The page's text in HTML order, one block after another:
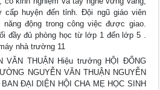
cấp huyện đến tỉnh. Đội ngũ giáo viên
năng động trong công việc được giao.
đầy đủ phòng học từ lớp 1 đến lớp 5 .
nhà trường 11
VĂN THUẬN Hiệu trưởng HỘI ĐỐNG
NGUYỄN VĂN THUẬN NGUYỄN
ĐẠI DIỆN HỘI CHA MẸ HỌC SINH